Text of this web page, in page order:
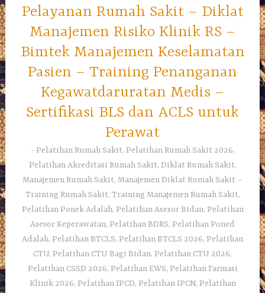
Pelayanan Rumah Sakit – Diklat
Manajemen Risiko Klinik RS –
Bimtek Manajemen Keselamatan
Pasien – Training Penanganan
Kegawatdaruratan Medis –
Sertifikasi BLS dan ACLS untuk
Perawat
Pelatihan Rumah Sakit, Pelatihan Rumah Sakit 2026,
Pelatihan Akreditasi Rumah Sakit, Diklat Rumah Sakit,
Manajemen Rumah Sakit, Manajemen Diklat Rumah Sakit –
Training Rumah Sakit, Training Manajemen Rumah Sakit,
Pelatihan Ponek Adalah, Pelatihan Asesor Bidan, Pelatihan
Asesor Keperawatan, Pelatihan BDRS, Pelatihan Poned
Adalah, Pelatihan BTCLS, Pelatihan BTCLS 2026, Pelatihan
CTU, Pelatihan CTU Bagi Bidan, Pelatihan CTU 2026,
Pelatihan CSSD 2026, Pelatihan EWS, Pelatihan Farmasi
Klinik 2026, Pelatihan IPCD, Pelatihan IPCN, Pelatihan